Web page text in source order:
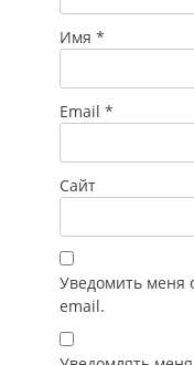
Имя *
Email *
Сайт
Уведомить меня
email.